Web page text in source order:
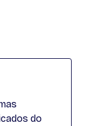
do